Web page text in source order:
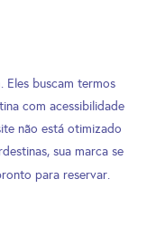
Eles buscam termos
com acessibilidade
não está otimizado
sua marca se
para reservar.